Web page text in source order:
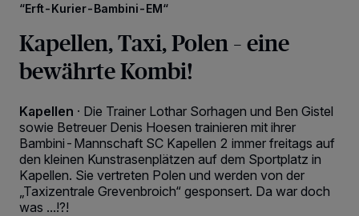
“Erft-Kurier-Bambini-EM“
Kapellen, Taxi, Polen – eine
bewährte Kombi!
Kapellen · Die Trainer Lothar Sorhagen und Ben Gistel
sowie Betreuer Denis Hoesen trainieren mit ihrer
Bambini-Mannschaft SC Kapellen 2 immer freitags auf
den kleinen Kunstrasenplätzen auf dem Sportplatz in
Kapellen. Sie vertreten Polen und werden von der
„Taxizentrale Grevenbroich“ gesponsert. Da war doch
was ...!?!